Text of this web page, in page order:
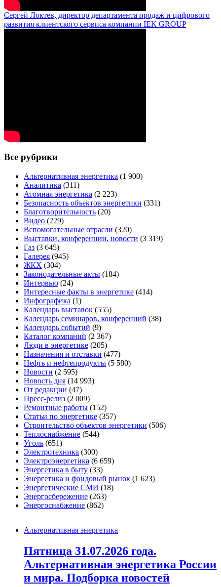
Сергей Локтев, директор департамента продаж и цифрового
развития клиентского сервиса компании IEK GROUP
Все рубрики
Альтернативная энергетика (1 900)
Аналитика (311)
Атомная энергетика (2 223)
Безопасность объектов энергетики (331)
Благотворительность (20)
Видео (229)
Вспомогательные отрасли (320)
Выставки, конференции, новости (3 319)
Газ (3 645)
Галерея (945)
ЖКХ (304)
Законодательные акты (184)
Интервью (24)
Интересные факты в энергетике (414)
Инфографика (1)
Календарь выставок (555)
Календарь семинаров, конференций (38)
Календарь событий (9)
Каталог компаний (2 367)
Люди в энергетике (205)
Назначения и отставки (477)
Нефть и нефтепродукты (5 580)
Новости (2 595)
Новость дня (14 993)
От редакции (47)
Пресс-релиз (2 009)
Ремонтные работы (152)
Статьи по энергетике (357)
Строительство объектов энергетики (506)
Теплоснабжение (544)
Уголь (651)
Электротехника (300)
Электроэнергетика (6 659)
Энергетика в быту (33)
Энергетика и фондовый рынок (1 623)
Энергетические СМИ (18)
Энергосбережение (263)
Энергоснабжение (862)
Альтернативная энергетика
Пятница 31.07.2026 года.
Альтернативная энергетика России
и мира. Подборка новостей